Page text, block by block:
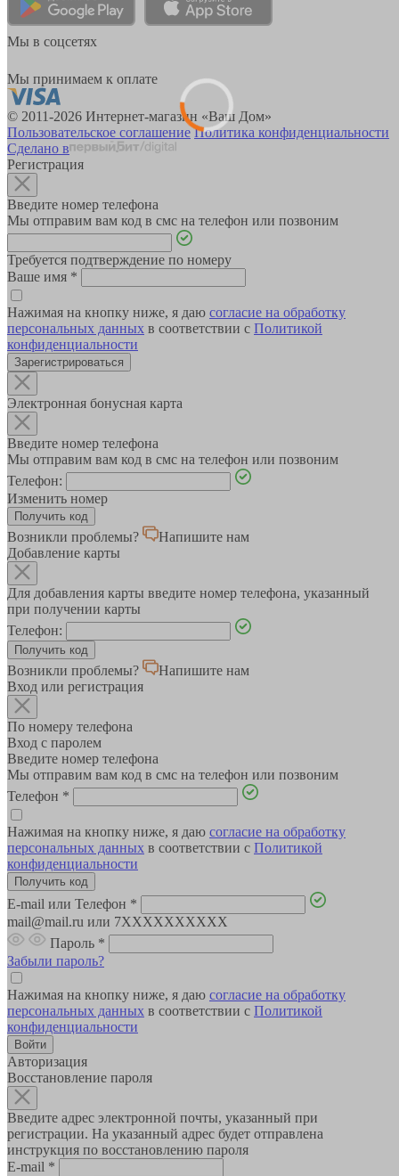
Мы в соцсетях
Мы принимаем к оплате
© 2011-2026 Интернет-магазин «Ваш Дом»
Пользовательское соглашение Политика конфиденциальности
Сделано в
Регистрация
Введите номер телефона
Мы отправим вам код в смс на телефон или позвоним
Требуется подтверждение по номеру
Ваше имя *
Нажимая на кнопку ниже, я даю согласие на обработку
персональных данных в соответствии с Политикой
конфиденциальности
Зарегистрироваться
Электронная бонусная карта
Введите номер телефона
Мы отправим вам код в смс на телефон или позвоним
Телефон:
Изменить номер
Возникли проблемы?
Напишите нам
Добавление карты
Для добавления карты введите номер телефона, указанный
при получении карты
Телефон:
Возникли проблемы?
Напишите нам
Вход или регистрация
По номеру телефона
Вход с паролем
Введите номер телефона
Мы отправим вам код в смс на телефон или позвоним
Телефон *
Нажимая на кнопку ниже, я даю согласие на обработку
персональных данных в соответствии с Политикой
конфиденциальности
E-mail или Телефон *
mail@mail.ru или 7XXXXXXXXXX
Пароль *
Забыли пароль?
Нажимая на кнопку ниже, я даю согласие на обработку
персональных данных в соответствии с Политикой
конфиденциальности
Авторизация
Восстановление пароля
Введите адрес электронной почты, указанный при
регистрации. На указанный адрес будет отправлена
инструкция по восстановлению пароля
E-mail *